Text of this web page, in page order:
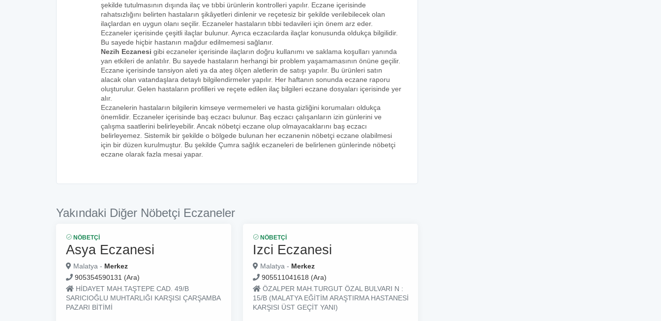
şekilde tutulmasının dışında ilaç ve tıbbi ürünlerin kontrolleri yapılır. Eczane içerisinde
rahatsızlığını belirten hastaların şikâyetleri dinlenir ve reçetesiz bir şekilde verilebilecek olan
ilaçlardan en uygun olanı seçilir. Eczaneler hastaların tıbbi tedavileri için önem arz eder.
Eczaneler içerisinde çeşitli ilaçlar bulunur. Ayrıca eczacılarda ilaçlar konusunda oldukça bilgilidir.
Bu sayede hiçbir hastanın mağdur edilmemesi sağlanır.
Nezih Eczanesi gibi eczaneler içerisinde ilaçların doğru kullanımı ve saklama koşulları yanında
yan etkileri de anlatılır. Bu sayede hastaların herhangi bir problem yaşamamasının önüne geçilir.
Eczane içerisinde tansiyon aleti ya da ateş ölçen aletlerin de satışı yapılır. Bu ürünleri satın
alacak olan vatandaşlara detaylı bilgilendirmeler yapılır. Her haftanın sonunda eczane raporu
oluşturulur. Gelen hastaların profilleri ve reçete edilen ilaç bilgileri eczane dosyaları içerisinde yer
alır.
Eczanelerin hastaların bilgilerin kimseye vermemeleri ve hasta gizliğini korumaları oldukça
önemlidir. Eczaneler içerisinde baş eczacı bulunur. Baş eczacı çalışanların izin günlerini ve
çalışma saatlerini belirleyebilir. Ancak nöbetçi eczane olup olmayacaklarını baş eczacı
belirleyemez. Sistemik bir şekilde o bölgede bulunan her eczanenin nöbetçi eczane olabilmesi
için bir düzen kurulmuştur. Bu şekilde Çumra sağlık eczaneleri de belirlenen günlerinde nöbetçi
eczane olarak fazla mesai yapar.
Yakındaki Diğer Nöbetçi Eczaneler
NÖBETÇI
Asya Eczanesi
Malatya - Merkez
905354590131 (Ara)
HİDAYET MAH.TAŞTEPE CAD. 49/B
SARICIOĞLU MUHTARLIĞI KARŞISI ÇARŞAMBA
PAZARI BİTİMİ
NÖBETÇI
Izci Eczanesi
Malatya - Merkez
905511041618 (Ara)
ÖZALPER MAH.TURGUT ÖZAL BULVARI N :
15/B (MALATYA EĞİTİM ARAŞTIRMA HASTANESİ
KARŞISI ÜST GEÇİT YANI)